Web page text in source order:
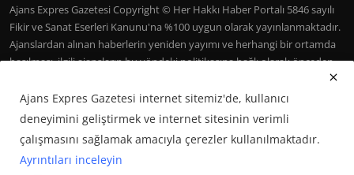
Ajans Expres Gazetesi Copyright © Her Hakkı Haber Portalı 5846 sayılı
Fikir ve Sanat Eserleri Kanunu'na %100 uygun olarak yayınlanmaktadır.
Ajanslardan alınan haberlerin yeniden yayımı ve herhangi bir ortamda
basılması, ilgili ajansların bu yöndeki politikasına bağlı olarak önceden
İletişim Şartlar ve Koşullar Çerez Politikası
Künye
Galeri
Ajans Expres Gazetesi internet sitemiz'de, kullanıcı
deneyimini geliştirmek ve internet sitesinin verimli
çalışmasını sağlamak amacıyla çerezler kullanılmaktadır.
Ayrıntıları inceleyin